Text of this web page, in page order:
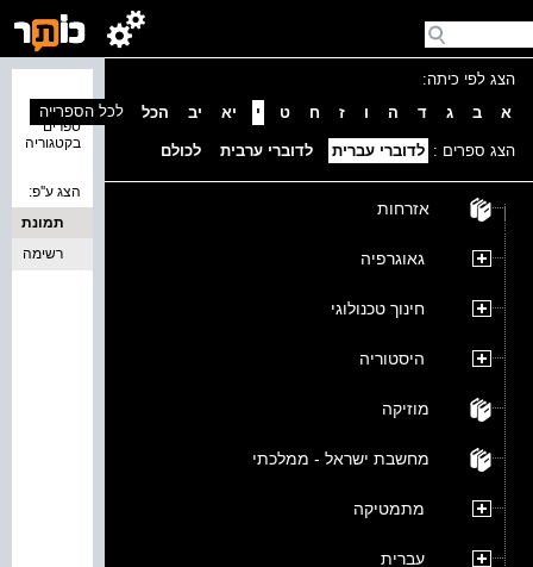
הצג לפי כיתה:
א
ב ג ד ה ו ז ח ט י יא יב הכל
הצג ספרים : לדוברי עברית לדוברי ערבית לכולם
אזרחות
גאוגרפיה
חינוך טכנולוגי
היסטוריה
מוזיקה
מחשבת ישראל - ממלכתי
מתמטיקה
עברית
ספרים
בקטגוריה
לכל הספרייה
הצג ע''פ:
תמונת
כריכה
רשימה